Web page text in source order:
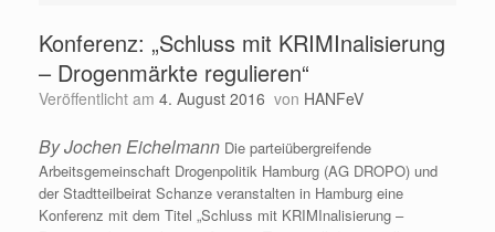
Konferenz: „Schluss mit KRIMInalisierung
– Drogenmärkte regulieren“
Veröffentlicht am 4. August 2016 von HANFeV
By Jochen Eichelmann Die parteiübergreifende
Arbeitsgemeinschaft Drogenpolitik Hamburg (AG DROPO) und
der Stadtteilbeirat Schanze veranstalten in Hamburg eine
Konferenz mit dem Titel „Schluss mit KRIMInalisierung –